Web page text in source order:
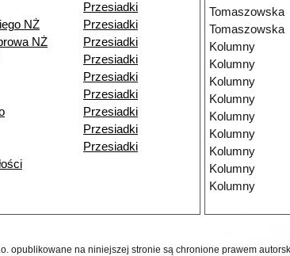
Przesiadki
NŻ
Przesiadki
NŻ
Przesiadki
Przesiadki
Przesiadki
Przesiadki
Przesiadki
Przesiadki
Przesiadki
Tomaszowska
Tomaszowska
Kolumny
Kolumny
Kolumny
Kolumny
Kolumny
Kolumny
Kolumny
Kolumny
Kolumny
opublikowane na niniejszej stronie są chronione prawem